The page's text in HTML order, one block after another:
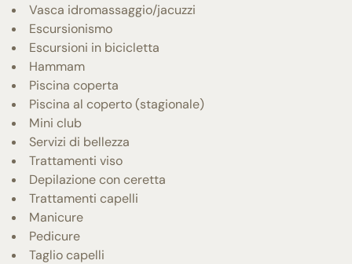
Vasca idromassaggio/jacuzzi
Escursionismo
Escursioni in bicicletta
Hammam
Piscina coperta
Piscina al coperto (stagionale)
Mini club
Servizi di bellezza
Trattamenti viso
Depilazione con ceretta
Trattamenti capelli
Manicure
Pedicure
Taglio capelli